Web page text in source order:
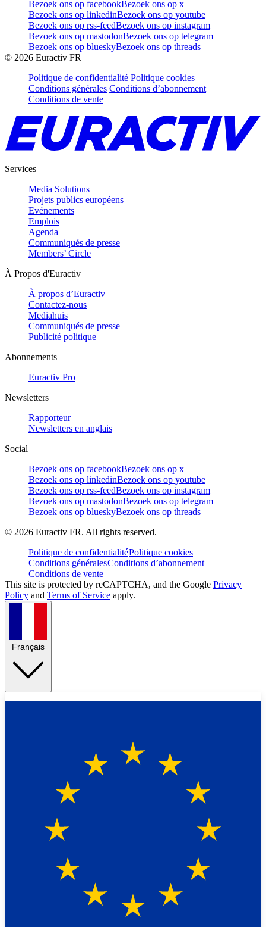
Bezoek ons op facebookBezoek ons op x
Bezoek ons op linkedinBezoek ons op youtube
Bezoek ons op rss-feedBezoek ons op instagram
Bezoek ons op mastodonBezoek ons op telegram
Bezoek ons op blueskyBezoek ons op threads
© 2026 Euractiv FR
Politique de confidentialité Politique cookies
Conditions générales Conditions d’abonnement
Conditions de vente
Services
Media Solutions
Projets publics européens
Evénements
Emplois
Agenda
Communiqués de presse
Members’ Circle
À Propos d'Euractiv
À propos d’Euractiv
Contactez-nous
Mediahuis
Communiqués de presse
Publicité politique
Abonnements
Euractiv Pro
Newsletters
Rapporteur
Newsletters en anglais
Social
Bezoek ons op facebookBezoek ons op x
Bezoek ons op linkedinBezoek ons op youtube
Bezoek ons op rss-feedBezoek ons op instagram
Bezoek ons op mastodonBezoek ons op telegram
Bezoek ons op blueskyBezoek ons op threads
© 2026 Euractiv FR. All rights reserved.
Politique de confidentialitéPolitique cookies
Conditions généralesConditions d’abonnement
Conditions de vente
This site is protected by reCAPTCHA, and the Google Privacy
Policy and Terms of Service apply.
Français